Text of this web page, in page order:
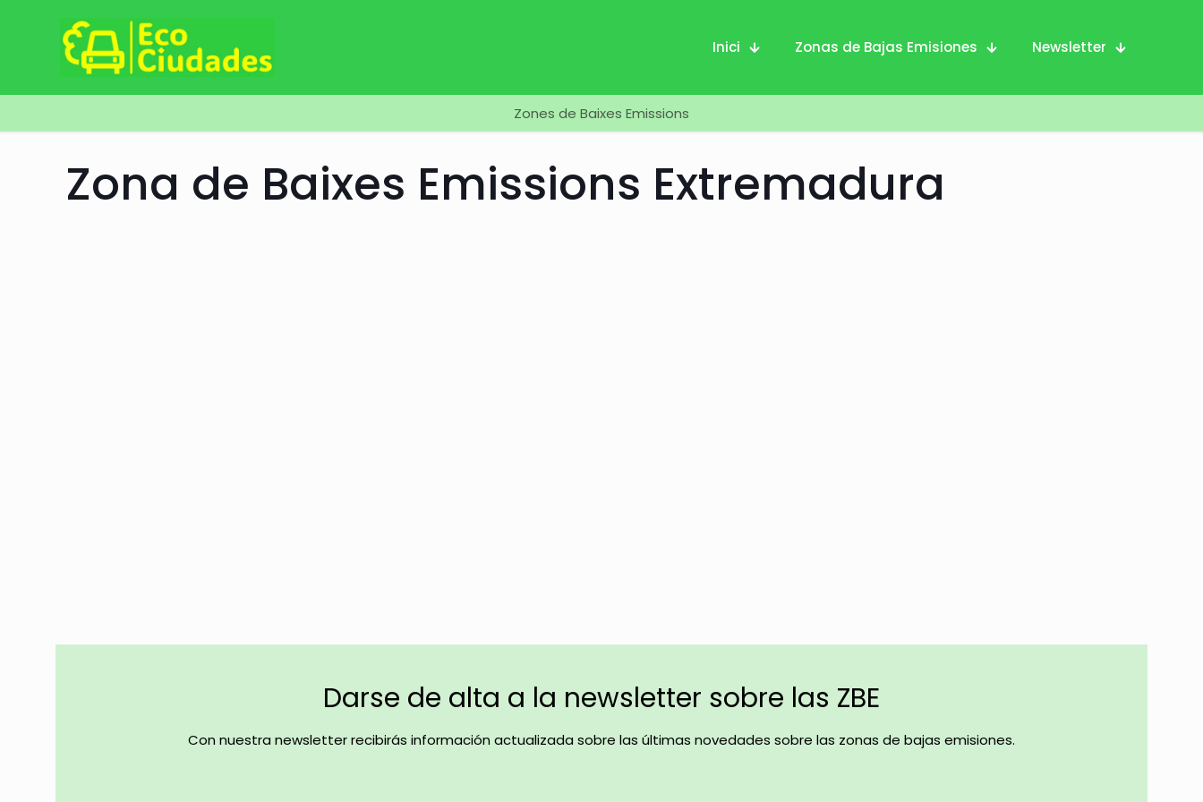
Inici Zonas de Bajas Emisiones Newsletter
Zones de Baixes Emissions
Zona de Baixes Emissions Extremadura
Darse de alta a la newsletter sobre las ZBE
Con nuestra newsletter recibirás información actualizada sobre las últimas novedades sobre las zonas de bajas emisiones.